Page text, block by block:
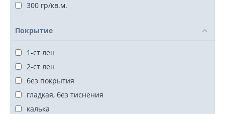
300 гр/кв.м.
Покрытие
1-ст лен
2-ст лен
без покрытия
гладкая, без тиснения
калька